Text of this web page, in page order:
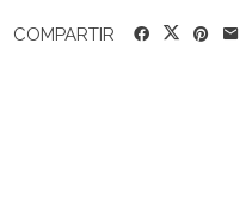
COMPARTIR